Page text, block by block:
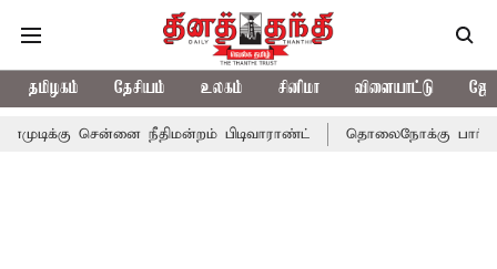
தமிழகம் தேசியம் உலகம் சினிமா விளையாட்டு
நீதிமன்றம் பிடிவாராண்ட் தொலைநோக்கு பார்வையுடன்